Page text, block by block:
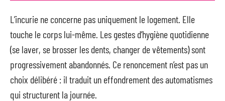
L’incurie ne concerne pas uniquement le logement. Elle
touche le corps lui-même. Les gestes d’hygiène quotidienne
(se laver, se brosser les dents, changer de vêtements) sont
progressivement abandonnés. Ce renoncement n’est pas un
choix délibéré : il traduit un effondrement des automatismes
qui structurent la journée.